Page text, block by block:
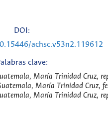
DOI:
achsc.v53n2.119612
clave:
María Trinidad Cruz,
María Trinidad Cruz,
María Trinidad Cruz,